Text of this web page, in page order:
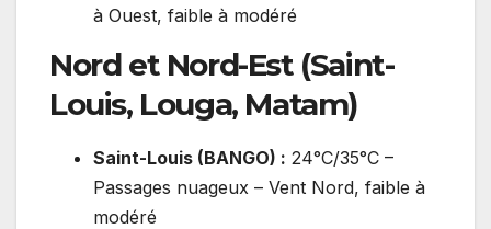
à Ouest, faible à modéré
Nord et Nord-Est (Saint-
Louis, Louga, Matam)
Saint-Louis (BANGO) : 24°C/35°C –
Passages nuageux – Vent Nord, faible à
modéré